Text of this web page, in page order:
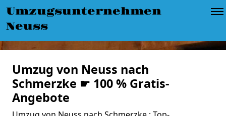
Umzugsunternehmen
Neuss
Umzug von Neuss nach
Schmerzke ☛ 100 % Gratis-
Angebote